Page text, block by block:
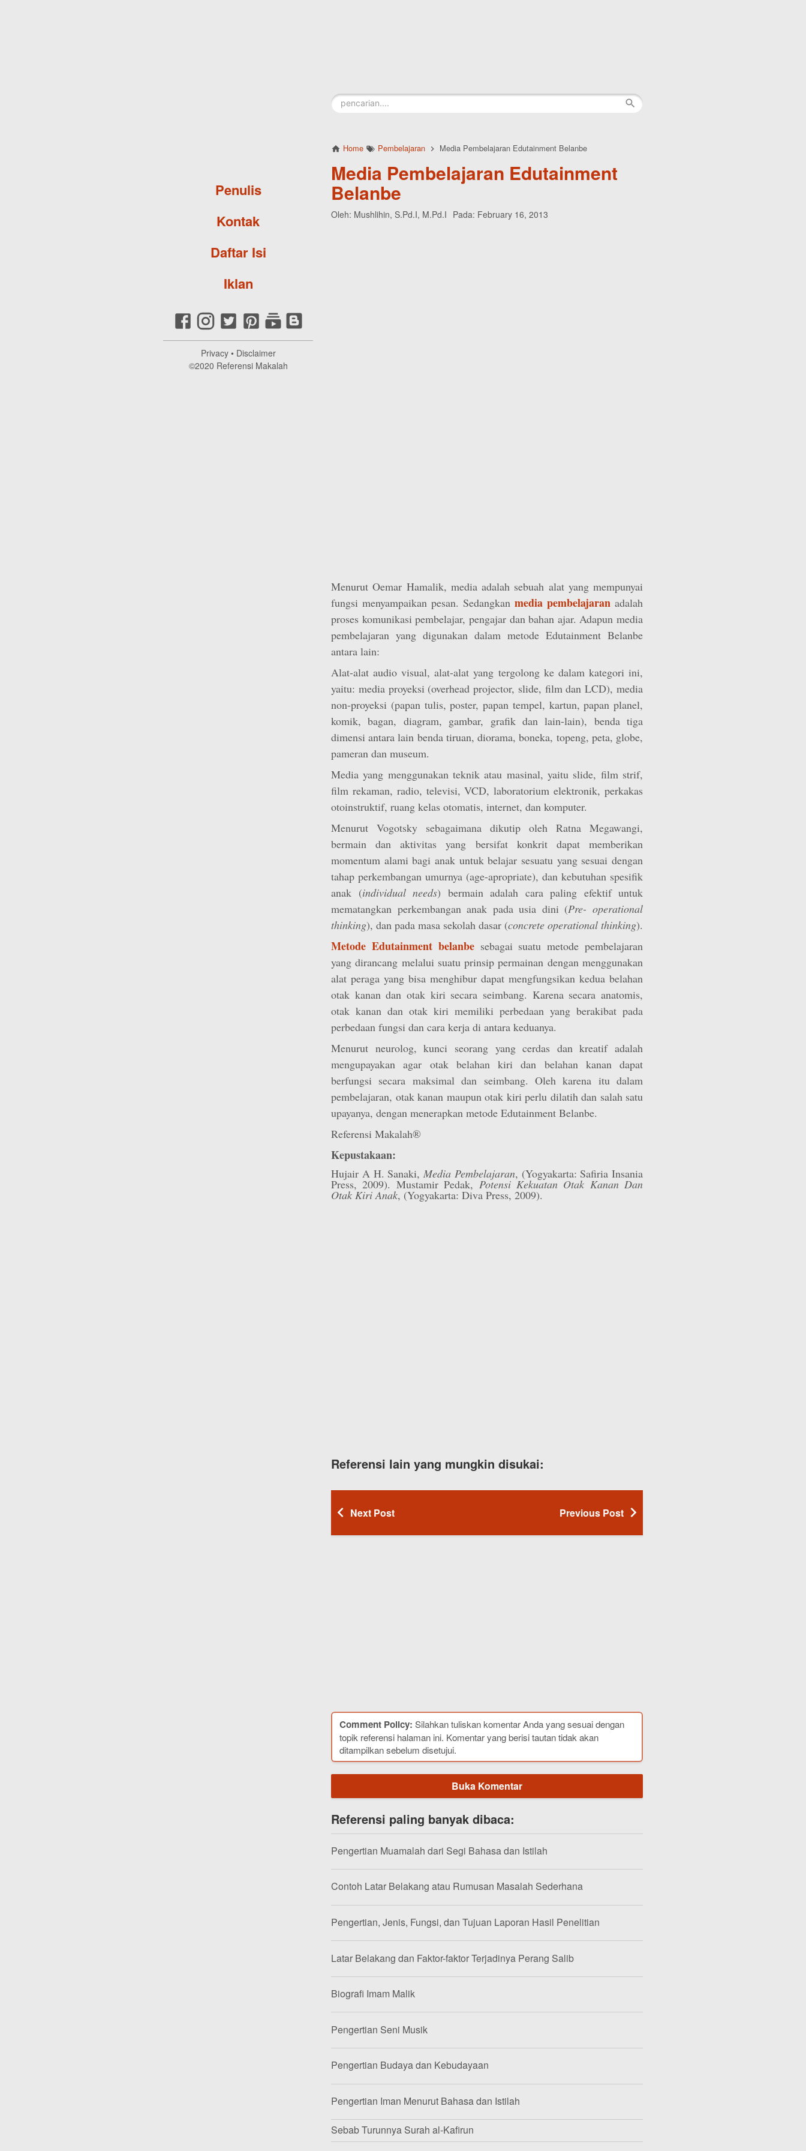
Penulis
Kontak
Daftar Isi
Iklan
Privacy• Disclaimer
©2020 Referensi Makalah
Home Pembelajaran Media Pembelajaran Edutainment Belanbe
Media Pembelajaran Edutainment
Belanbe
Oleh: Mushlihin, S.Pd.I, M.Pd.I Pada: February 16, 2013
Menurut Oemar Hamalik, media adalah sebuah alat yang mempunyai
fungsi menyampaikan pesan. Sedangkan media pembelajaran adalah
proses komunikasi pembelajar, pengajar dan bahan ajar. Adapun media
pembelajaran yang digunakan dalam metode Edutainment Belanbe
antara lain:
Alat-alat audio visual, alat-alat yang tergolong ke dalam kategori ini,
yaitu: media proyeksi (overhead projector, slide, film dan LCD), media
non-proyeksi (papan tulis, poster, papan tempel, kartun, papan planel,
komik, bagan, diagram, gambar, grafik dan lain-lain), benda tiga
dimensi antara lain benda tiruan, diorama, boneka, topeng, peta, globe,
pameran dan museum.
Media yang menggunakan teknik atau masinal, yaitu slide, film strif,
film rekaman, radio, televisi, VCD, laboratorium elektronik, perkakas
otoinstruktif, ruang kelas otomatis, internet, dan komputer.
Menurut Vogotsky sebagaimana dikutip oleh Ratna Megawangi,
bermain dan aktivitas yang bersifat konkrit dapat memberikan
momentum alami bagi anak untuk belajar sesuatu yang sesuai dengan
tahap perkembangan umurnya (age-apropriate), dan kebutuhan spesifik
anak (individual needs) bermain adalah cara paling efektif untuk
mematangkan perkembangan anak pada usia dini (Pre- operational
thinking), dan pada masa sekolah dasar (concrete operational thinking).
Metode Edutainment belanbesebagai suatu metode pembelajaran
yang dirancang melalui suatu prinsip permainan dengan menggunakan
alat peraga yang bisa menghibur dapat mengfungsikan kedua belahan
otak kanan dan otak kiri secara seimbang. Karena secara anatomis,
otak kanan dan otak kiri memiliki perbedaan yang berakibat pada
perbedaan fungsi dan cara kerja di antara keduanya.
Menurut neurolog, kunci seorang yang cerdas dan kreatif adalah
mengupayakan agar otak belahan kiri dan belahan kanan dapat
berfungsi secara maksimal dan seimbang. Oleh karena itu dalam
pembelajaran, otak kanan maupun otak kiri perlu dilatih dan salah satu
upayanya, dengan menerapkan metode Edutainment Belanbe.
Referensi Makalah®
Kepustakaan:
Hujair A H. Sanaki, Media Pembelajaran, (Yogyakarta: Safiria Insania
Press, 2009). Mustamir Pedak, Potensi Kekuatan Otak Kanan Dan
Otak Kiri Anak, (Yogyakarta: Diva Press, 2009).
Referensi lain yang mungkin disukai:
Next Post Previous Post
Comment Policy: Silahkan tuliskan komentar Anda yang sesuai dengan
topik referensi halaman ini. Komentar yang berisi tautan tidak akan
ditampilkan sebelum disetujui.
Buka Komentar
Referensi paling banyak dibaca:
Pengertian Muamalah dari Segi Bahasa dan Istilah
Contoh Latar Belakang atau Rumusan Masalah Sederhana
Pengertian, Jenis, Fungsi, dan Tujuan Laporan Hasil Penelitian
Latar Belakang dan Faktor-faktor Terjadinya Perang Salib
Biografi Imam Malik
Pengertian Seni Musik
Pengertian Budaya dan Kebudayaan
Pengertian Iman Menurut Bahasa dan Istilah
Sebab Turunnya Surah al-Kafirun